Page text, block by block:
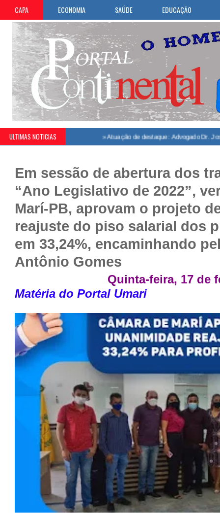
CAPA ECONOMIA SAÚDE EDUCAÇÃO
ULTIMAS NOTICIAS Atuação de destaque: Advogado Dr.
Em sessão de abertura dos
“Ano Legislativo de 2022”,
Marí-PB, aprovam o projeto
reajuste do piso salarial dos
em 33,24%, encaminhando
Antônio Gomes
Quinta-feira, 17 de
Matéria do Portal Umari